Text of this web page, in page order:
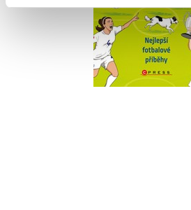
Do košíku
369 Kč
295 Kč